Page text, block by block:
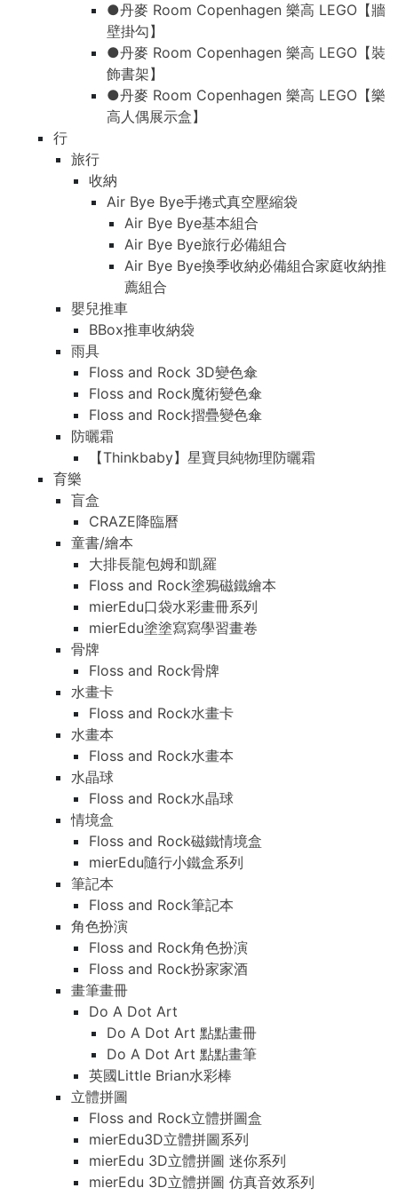
●丹麥 Room Copenhagen 樂高 LEGO【牆
壁掛勾】
●丹麥 Room Copenhagen 樂高 LEGO【裝
飾書架】
●丹麥 Room Copenhagen 樂高 LEGO【樂
高人偶展示盒】
行
旅行
收納
Air Bye Bye手捲式真空壓縮袋
Air Bye Bye基本組合
Air Bye Bye旅行必備組合
Air Bye Bye換季收納必備組合家庭收納推
薦組合
嬰兒推車
BBox推車收納袋
雨具
Floss and Rock 3D變色傘
Floss and Rock魔術變色傘
Floss and Rock摺疊變色傘
防曬霜
【Thinkbaby】星寶貝純物理防曬霜
育樂
盲盒
CRAZE降臨曆
童書/繪本
大排長龍包姆和凱羅
Floss and Rock塗鴉磁鐵繪本
mierEdu口袋水彩畫冊系列
mierEdu塗塗寫寫學習畫卷
骨牌
Floss and Rock骨牌
水畫卡
Floss and Rock水畫卡
水畫本
Floss and Rock水畫本
水晶球
Floss and Rock水晶球
情境盒
Floss and Rock磁鐵情境盒
mierEdu隨行小鐵盒系列
筆記本
Floss and Rock筆記本
角色扮演
Floss and Rock角色扮演
Floss and Rock扮家家酒
畫筆畫冊
Do A Dot Art
Do A Dot Art 點點畫冊
Do A Dot Art 點點畫筆
英國Little Brian水彩棒
立體拼圖
Floss and Rock立體拼圖盒
mierEdu3D立體拼圖系列
mierEdu 3D立體拼圖 迷你系列
mierEdu 3D立體拼圖 仿真音效系列